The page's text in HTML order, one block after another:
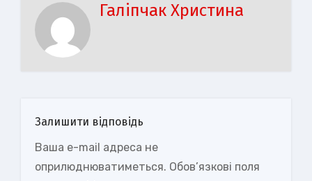
Галіпчак Христина
Залишити відповідь
Ваша e-mail адреса не
оприлюднюватиметься. Обов’язкові поля